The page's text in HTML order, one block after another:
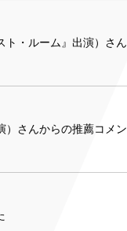
ト・ルーム』出演）さん
）さんからの推薦コメン